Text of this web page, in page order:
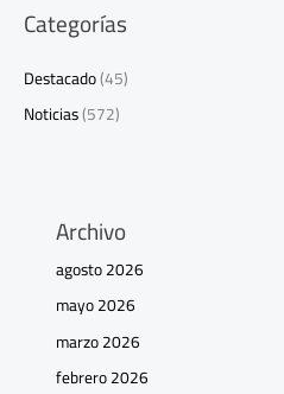
Categorías
Destacado(45)
Noticias(572)
Archivo
agosto 2026
mayo 2026
marzo 2026
febrero 2026